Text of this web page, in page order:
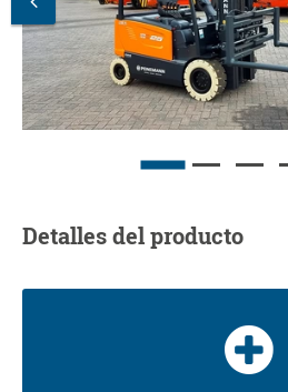
Detalles del producto